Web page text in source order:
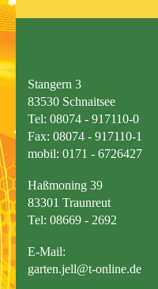
Stangern 3
83530 Schnaitsee
Tel: 08074 - 917110-0
Fax: 08074 - 917110-1
mobil: 0171 - 6726427
Haßmoning 39
83301 Traunreut
Tel: 08669 - 2692
E-Mail:
garten.jell@t-online.de